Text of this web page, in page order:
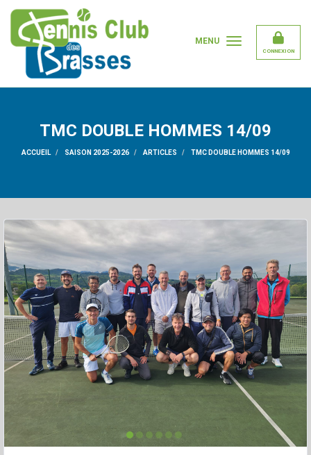
CONNEXION
MENU
TMC DOUBLE HOMMES 14/09
ACCUEIL SAISON 2025-2026 ARTICLES TMC DOUBLE HOMMES 14/09
Panneau de gestion des cookies